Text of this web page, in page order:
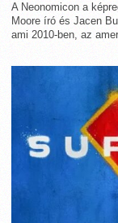
A Neonomicon a
Moore író és Jacen
ami 2010-ben, az